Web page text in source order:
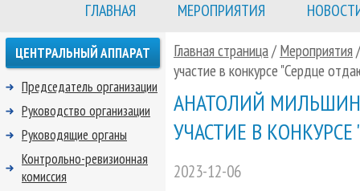
ГЛАВНАЯ МЕРОПРИЯТИЯ
Главная страница/ Мероприятия
участие в конкурсе "Сердце
АНАТОЛИЙ
УЧАСТИЕ В
2023-12-06
ЦЕНТРАЛЬНЫЙ АППАРАТ
Председатель организации
Руководство организации
Руководящие органы
Контрольно-ревизионная
комиссия